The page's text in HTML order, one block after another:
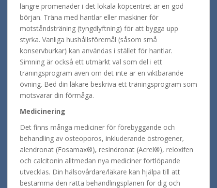
längre promenader i det lokala köpcentret är en god
början. Träna med hantlar eller maskiner för
motståndsträning (tyngdlyftning) för att bygga upp
styrka. Vanliga hushållsföremål (såsom små
konservburkar) kan användas i stället för hantlar.
Simning är också ett utmärkt val som del i ett
träningsprogram även om det inte är en viktbärande
övning. Bed din läkare beskriva ett träningsprogram som
motsvarar din förmåga.
Medicinering
Det finns många mediciner för förebyggande och
behandling av osteoporos, inkluderande östrogener,
alendronat (Fosamax®), resindronat (Acrel®), reloxifen
och calcitonin alltmedan nya mediciner fortlöpande
utvecklas. Din hälsovårdare/läkare kan hjälpa till att
bestämma den rätta behandlingsplanen för dig och